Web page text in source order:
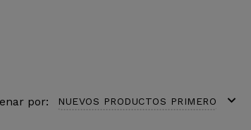
por: NUEVOS PRODUCTOS PRIMERO expand_more